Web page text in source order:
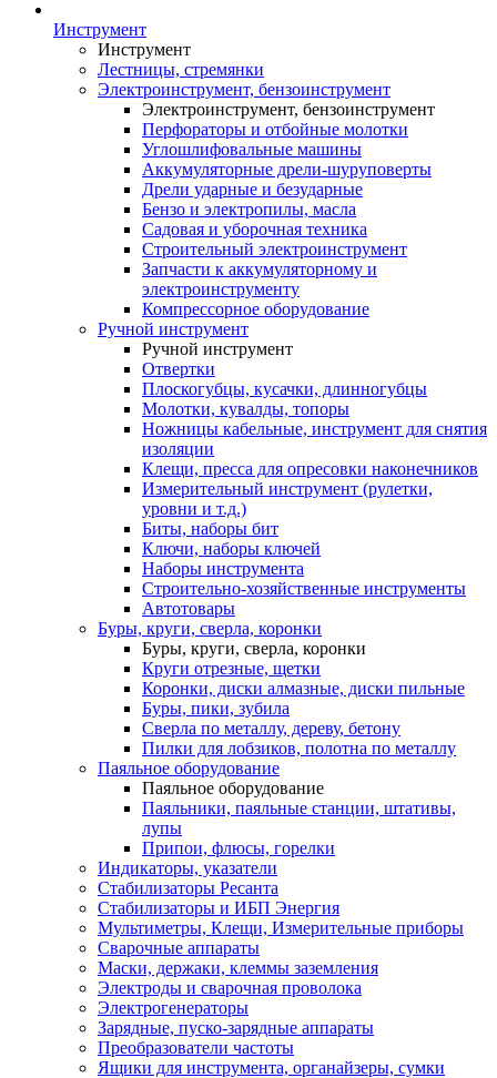
Инструмент
Инструмент
Лестницы, стремянки
Электроинструмент, бензоинструмент
Электроинструмент, бензоинструмент
Перфораторы и отбойные молотки
Углошлифовальные машины
Аккумуляторные дрели-шуруповерты
Дрели ударные и безударные
Бензо и электропилы, масла
Садовая и уборочная техника
Строительный электроинструмент
Запчасти к аккумуляторному и
электроинструменту
Компрессорное оборудование
Ручной инструмент
Ручной инструмент
Отвертки
Плоскогубцы, кусачки, длинногубцы
Молотки, кувалды, топоры
Ножницы кабельные, инструмент для снятия
изоляции
Клещи, пресса для опресовки наконечников
Измерительный инструмент (рулетки,
уровни и т.д.)
Биты, наборы бит
Ключи, наборы ключей
Наборы инструмента
Строительно-хозяйственные инструменты
Автотовары
Буры, круги, сверла, коронки
Буры, круги, сверла, коронки
Круги отрезные, щетки
Коронки, диски алмазные, диски пильные
Буры, пики, зубила
Сверла по металлу, дереву, бетону
Пилки для лобзиков, полотна по металлу
Паяльное оборудование
Паяльное оборудование
Паяльники, паяльные станции, штативы,
лупы
Припои, флюсы, горелки
Индикаторы, указатели
Стабилизаторы Ресанта
Стабилизаторы и ИБП Энергия
Мультиметры, Клещи, Измерительные приборы
Сварочные аппараты
Маски, держаки, клеммы заземления
Электроды и сварочная проволока
Электрогенераторы
Зарядные, пуско-зарядные аппараты
Преобразователи частоты
Ящики для инструмента, органайзеры, сумки